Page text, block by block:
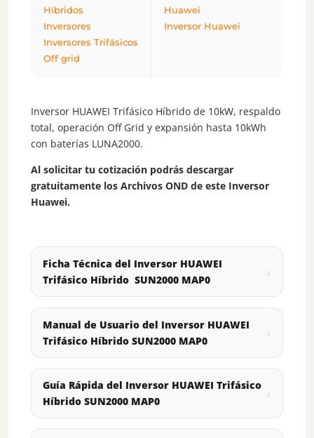
Hibridos
Inversores
Inversores Trifásicos
Off grid
Huawei
Inversor Huawei
Inversor HUAWEI Trifásico Híbrido de 10kW, respaldo
total, operación Off Grid y expansión hasta 10kWh
con baterías LUNA2000.
Al solicitar tu cotización podrás descargar
gratuitamente los Archivos OND de este Inversor
Huawei.
Ficha Técnica del Inversor HUAWEI
Trifásico Híbrido SUN2000 MAP0
Manual de Usuario del Inversor HUAWEI
Trifásico Híbrido SUN2000 MAP0
Guía Rápida del Inversor HUAWEI Trifásico
Híbrido SUN2000 MAP0